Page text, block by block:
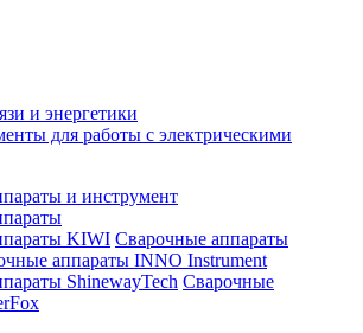
и энергетики
для работы с электрическими
и инструмент
KIWI Сварочные аппараты
аппараты INNO Instrument
ShinewayTech Cварочные